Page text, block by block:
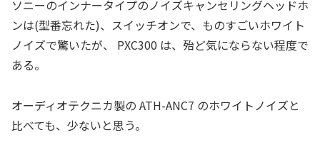
ソニーのインナータイプのノイズキャンセリングヘッドホ
ンは(型番忘れた)、スイッチオンで、ものすごいホワイト
ノイズで驚いたが、 PXC300 は、殆ど気にならない程度で
ある。
オーディオテクニカ製の ATH-ANC7 のホワイトノイズと
比べても、少ないと思う。